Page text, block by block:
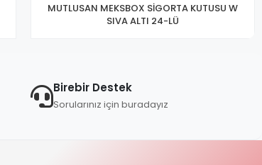
MUTLUSAN MEKSBOX SİGORTA KUTUSU W
SIVA ALTI 24-LÜ
Birebir Destek
Sorularınız için buradayız